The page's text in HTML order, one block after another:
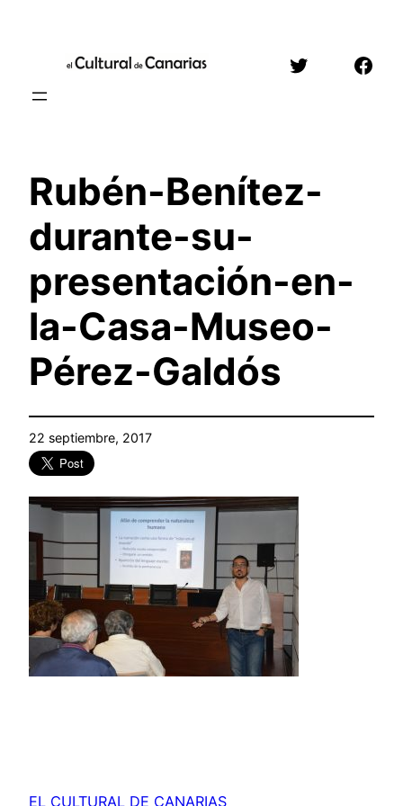
contenido
Twitter
Rubén-Benítez-
durante-su-
presentación-en-
la-Casa-Museo-
Pérez-Galdós
22 septiembre, 2017
EL CULTURAL DE CANARIAS